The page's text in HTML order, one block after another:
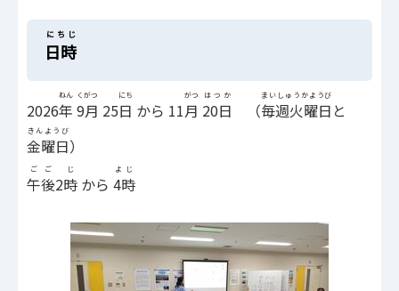
日時
にちじ
2026年
ねん
9月
くがつ
25日
にち
から 11月
がつ
20日
はつか
（毎週火曜日
まいしゅうかようび
と
金曜日
きんようび
）
午後
ごご
2時
じ
から 4時
よじ